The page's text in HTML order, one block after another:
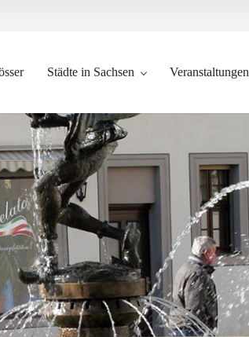
Städte in Sachsen Veranstaltungen